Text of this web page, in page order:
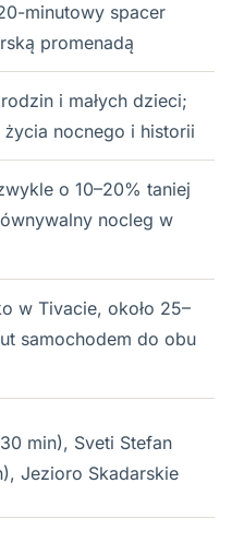
minutowy spacer
promenadą
i małych dzieci;
życia nocnego i historii
o 10–20% taniej
nocleg w
w Tivacie, około 25–
samochodem do obu
min), Sveti Stefan
Jezioro Skadarskie